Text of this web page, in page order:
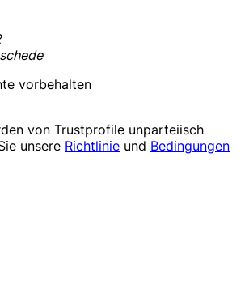
vorbehalten
von Trustprofile unparteiisch
unsere Richtlinie und Bedingungen